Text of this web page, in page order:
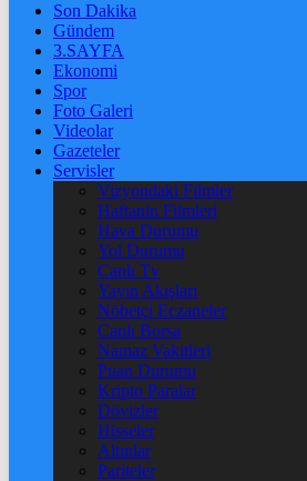
Son Dakika
Gündem
3.SAYFA
Ekonomi
Spor
Foto Galeri
Videolar
Gazeteler
Servisler
Vizyondaki Filmler
Haftanin Filmleri
Hava Durumu
Yol Durumu
Canlı Tv
Yayın Akışları
Nöbetçi Eczaneler
Canlı Borsa
Namaz Vakitleri
Puan Durumu
Kripto Paralar
Dövizler
Hisseler
Altınlar
Pariteler